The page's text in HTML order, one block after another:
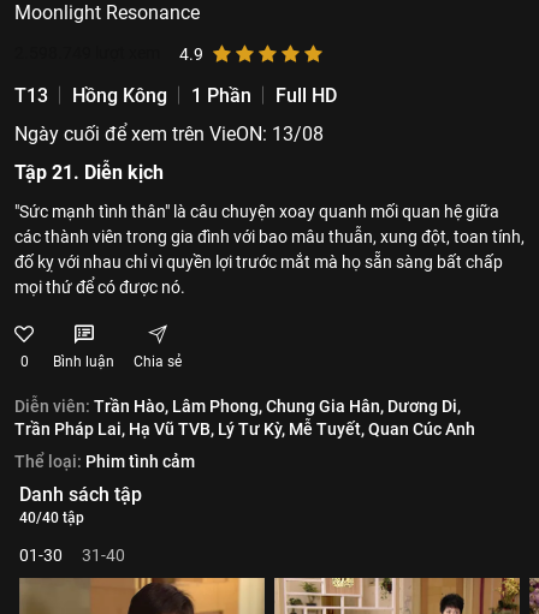
Moonlight Resonance
4.9
T13 Hồng Kông 1 Phần
Full HD
Ngày cuối để xem trên VieON: 13/08
Tập 21. Diễn kịch
"Sức mạnh tình thân" là câu chuyện xoay quanh mối quan hệ giữa
các thành viên trong gia đình với bao mâu thuẫn, xung đột, toan tính,
đố kỵ với nhau chỉ vì quyền lợi trước mắt mà họ sẵn sàng bất chấp
mọi thứ để có được nó.
0 Bình luận Chia sẻ
Diễn viên: Trần Hào, Lâm Phong,Chung Gia Hân, Dương Di,
Trần Pháp Lai, Hạ Vũ TVB, Lý Tư Kỳ, Mễ Tuyết,Quan Cúc Anh
Thể loại: Phim tình cảm
Danh sách tập
40/40 tập
01-30 31-40